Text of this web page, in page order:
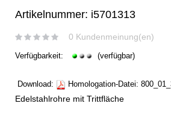
Artikelnummer: i5701313
0 Kundenmeinung(en)
Verfügbarkeit: (verfügbar)
Download: Homologation-Datei:
Edelstahlrohre mit Trittfläche